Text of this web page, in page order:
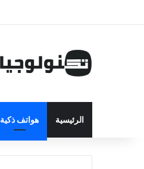
الرئيسية هواتف ذكية